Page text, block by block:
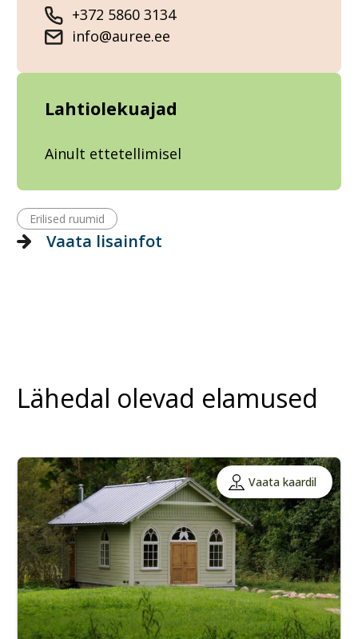
+372 5860 3134
info@auree.ee
Lahtiolekuajad
Ainult ettetellimisel
Erilised ruumid
Vaata lisainfot
Lähedal olevad elamused
Vaata kaardil